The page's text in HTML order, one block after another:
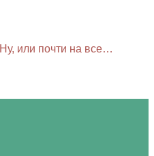
или почти на все…